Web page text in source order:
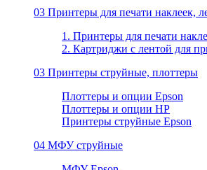
03 Принтеры для печати наклеек,
1. Принтеры для печати
2. Картриджи с лентой для
03 Принтеры струйные, плоттеры
Плоттеры и опции Epson
Плоттеры и опции HP
Принтеры струйные Epson
04 МФУ струйные